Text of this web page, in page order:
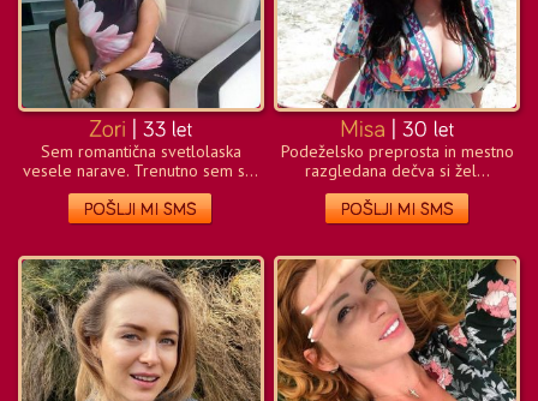
Sem romantična svetlolaska
vesele narave. Trenutno sem s...
Podeželsko preprosta in mestno
razgledana dečva si žel...